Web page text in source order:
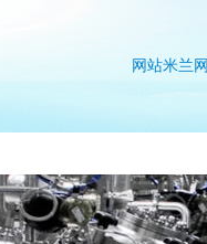
网站米兰网
web站